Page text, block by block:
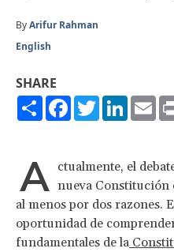
ByArifur Rahman
English
SHARE
ShareFacebook
Twitter
A ctualmente, el
nueva Constitución
al menos por dos razones.
oportunidad de
fundamentales de la